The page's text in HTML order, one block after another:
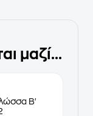
μαζί...
Β'